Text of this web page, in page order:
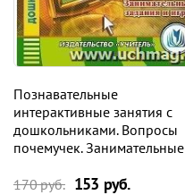
Познавательные
интерактивные занятия с
дошкольниками. Вопросы
почемучек. Занимательные
для компьютера
170 руб. 153 руб.